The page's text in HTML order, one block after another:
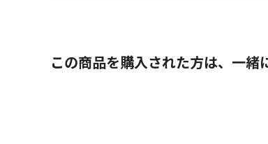
この商品を購入された方は、一緒